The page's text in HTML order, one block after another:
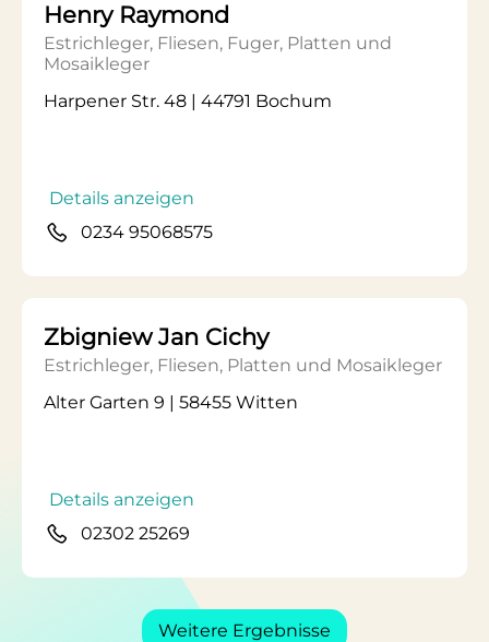
Henry Raymond
Estrichleger, Fliesen, Fuger, Platten und
Mosaikleger
Harpener Str. 48 | 44791 Bochum
Details anzeigen
0234 95068575
Zbigniew Jan Cichy
Estrichleger, Fliesen, Platten und Mosaikleger
Alter Garten 9 | 58455 Witten
Details anzeigen
02302 25269
Weitere Ergebnisse